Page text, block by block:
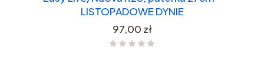
LISTOPADOWE DYNIE
Cena
97,00 zł